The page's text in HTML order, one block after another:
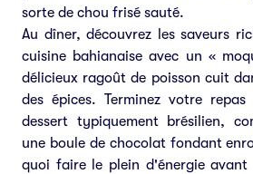
sorte de chou frisé sauté.
Au dîner, découvrez les saveurs
cuisine bahianaise avec un «
délicieux ragoût de poisson cuit
des épices. Terminez votre
dessert typiquement brésilien,
une boule de chocolat fondant
quoi faire le plein d'énergie